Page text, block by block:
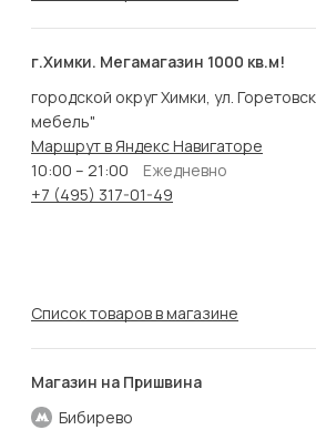
г.Химки. Мегамагазин 1000 кв.м!
городской округ Химки, ул.
мебель"
Маршрут в Яндекс Навигаторе
10:00 – 21:00
Ежедневно
+7 (495) 317-01-49
Список товаров в магазине
Магазин на Пришвина
Бибирево